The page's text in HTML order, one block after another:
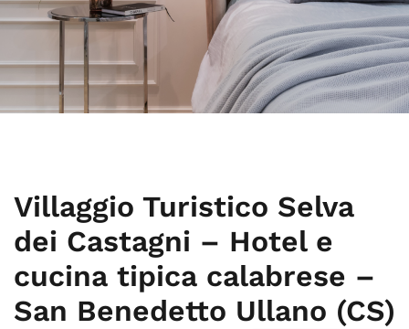
Villaggio Turistico Selva
dei Castagni – Hotel e
cucina tipica calabrese –
San Benedetto Ullano (CS)